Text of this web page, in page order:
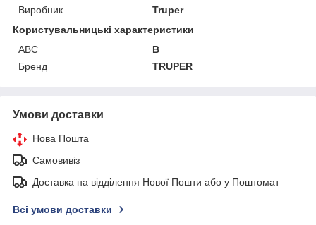
Виробник
Truper
Користувальницькі характеристики
ABC
B
Бренд
TRUPER
Умови доставки
Нова Пошта
Самовивіз
Доставка на відділення Нової Пошти або у Поштомат
Всі умови доставки